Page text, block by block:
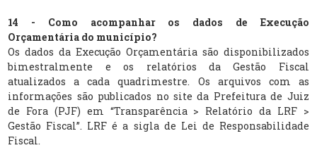
14 - Como acompanhar os dados de Execução
Orçamentária do município?
Os dados da Execução Orçamentária são disponibilizados
bimestralmente e os relatórios da Gestão Fiscal
atualizados a cada quadrimestre. Os arquivos com as
informações são publicados no site da Prefeitura de Juiz
de Fora (PJF) em “Transparência > Relatório da LRF >
Gestão Fiscal”. LRF é a sigla de Lei de Responsabilidade
Fiscal.